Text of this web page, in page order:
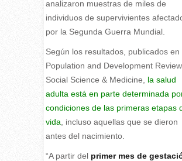
analizaron muestras de miles de
individuos de supervivientes
por la Segunda Guerra Mundial.
Según los resultados, publicados en
Population and Development
Social Science & Medicine,
la salud
adulta está en parte determinada
condiciones de las primeras etapas
vida , incluso aquellas que se dieron
antes del nacimiento.
“A partir del primer mes de